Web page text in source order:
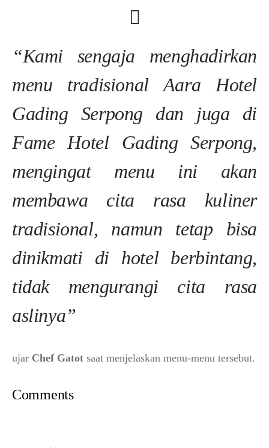
“Kami sengaja menghadirkan
menu tradisional Aara Hotel
Gading Serpong dan juga di
Fame Hotel Gading Serpong,
mengingat menu ini akan
membawa cita rasa kuliner
tradisional, namun tetap bisa
dinikmati di hotel berbintang,
tidak mengurangi cita rasa
aslinya”
ujar Chef Gatot saat menjelaskan menu-menu tersebut.
Comments